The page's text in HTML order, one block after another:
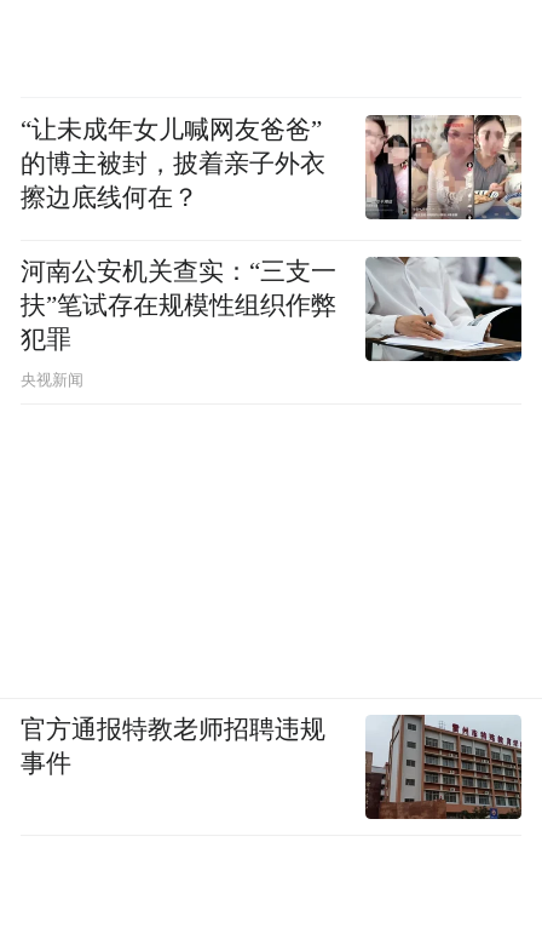
“让未成年女儿喊网友爸爸”
的博主被封，披着亲子外衣
擦边底线何在？
河南公安机关查实：“三支一
扶”笔试存在规模性组织作弊
犯罪
央视新闻
官方通报特教老师招聘违规
事件